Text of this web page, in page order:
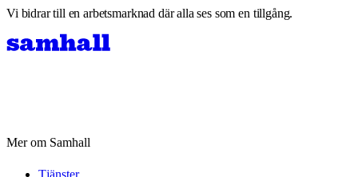
Vi bidrar till en arbetsmarknad där alla ses som en tillgång.
Mer om Samhall